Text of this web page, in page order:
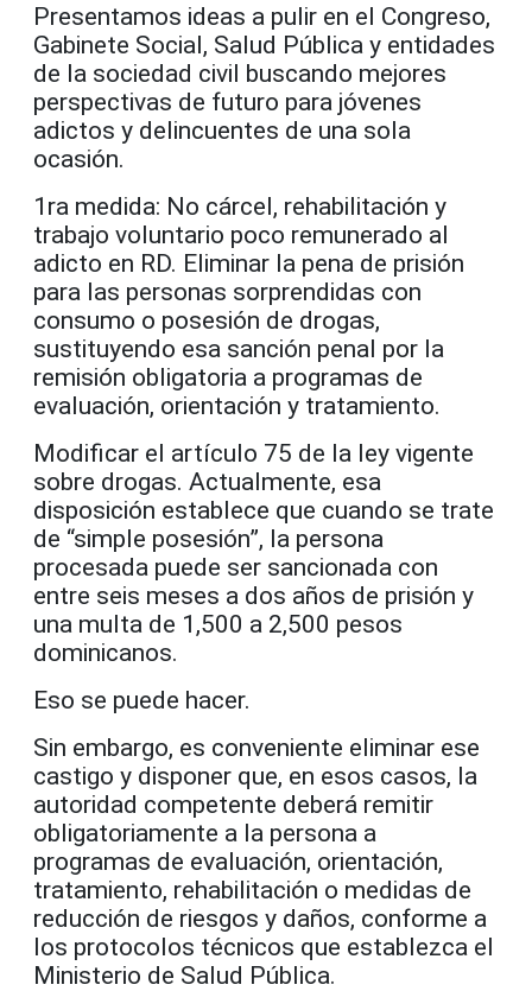
Presentamos ideas a pulir en el Congreso,
Gabinete Social, Salud Pública y entidades
de la sociedad civil buscando mejores
perspectivas de futuro para jóvenes
adictos y delincuentes de una sola
ocasión.
1ra medida: No cárcel, rehabilitación y
trabajo voluntario poco remunerado al
adicto en RD. Eliminar la pena de prisión
para las personas sorprendidas con
consumo o posesión de drogas,
sustituyendo esa sanción penal por la
remisión obligatoria a programas de
evaluación, orientación y tratamiento.
Modificar el artículo 75 de la ley vigente
sobre drogas. Actualmente, esa
disposición establece que cuando se trate
de “simple posesión”, la persona
procesada puede ser sancionada con
entre seis meses a dos años de prisión y
una multa de 1,500 a 2,500 pesos
dominicanos.
Eso se puede hacer.
Sin embargo, es conveniente eliminar ese
castigo y disponer que, en esos casos, la
autoridad competente deberá remitir
obligatoriamente a la persona a
programas de evaluación, orientación,
tratamiento, rehabilitación o medidas de
reducción de riesgos y daños, conforme a
los protocolos técnicos que establezca el
Ministerio de Salud Pública.